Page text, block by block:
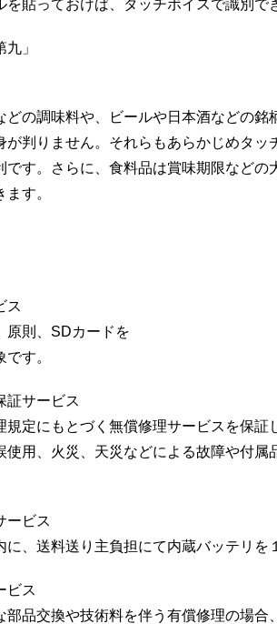
を貼っておけば、タッチボイスで識別で
」
どの調味料や、ビールや日本酒などの銘
が判りません。それらもあらかじめタッ
です。さらに、食料品は賞味期限などの
す。
ス
原則、SDカードを
す。
証サービス
規定にもとづく無償修理サービスを保証
用、火災、天災などによる故障や付属
ービス
に、送料送り主負担にて内蔵バッテリを
ビス
品交換や技術料を伴う有償修理の場合